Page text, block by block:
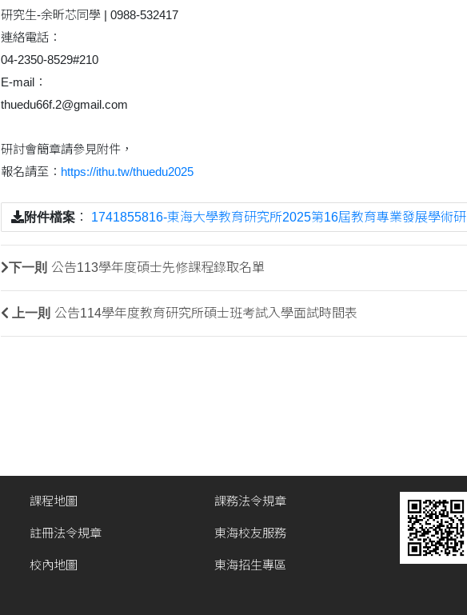
研究生-余昕芯同學 | 0988-532417
連絡電話：
04-2350-8529#210
E-mail：
thuedu66f.2@gmail.com
研討會簡章請參見附件，
報名請至： https://ithu.tw/thuedu2025
附件檔案 ： 1741855816-東海大學教育研究所2025第16屆教育專業發展學術
下一則 公告113學年度碩士先修課程錄取名單
上一則 公告114學年度教育研究所碩士班考試入學面試時間表
課程地圖
註冊法令規章
校內地圖
課務法令規章
東海校友服務
東海招生專區